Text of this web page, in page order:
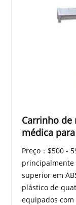
Carrinho de
médica
Preço：$500 -
principalmente
superior em
plástico de
equipados